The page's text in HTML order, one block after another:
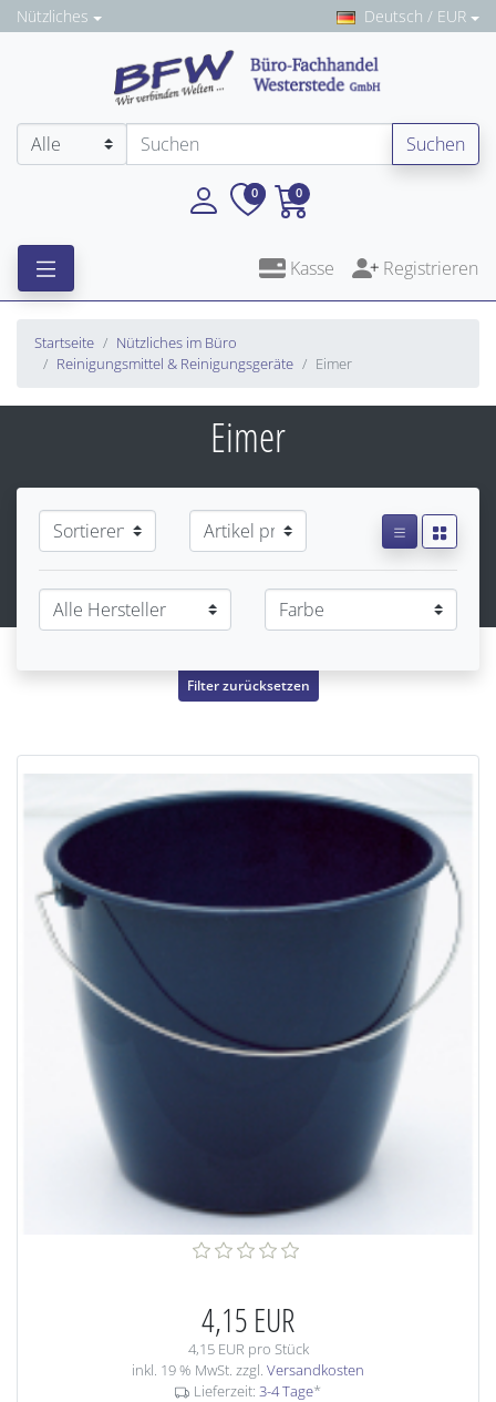
Nützliches Deutsch / EUR
Suchen
0 0
Kasse Registrieren
Startseite
Nützliches im Büro
Reinigungsmittel & Reinigungsgeräte
Eimer
Eimer
Filter zurücksetzen
4,15 EUR
4,15 EUR pro Stück
inkl. 19 % MwSt. zzgl. Versandkosten
Lieferzeit: 3-4 Tage*